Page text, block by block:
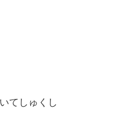
てしゅくし